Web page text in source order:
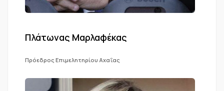
Πλάτωνας Μαρλαφέκας
Πρόεδρος Επιμελητηρίου Αχαΐας